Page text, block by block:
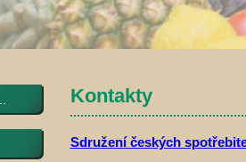
Kontakty
Sdružení českých